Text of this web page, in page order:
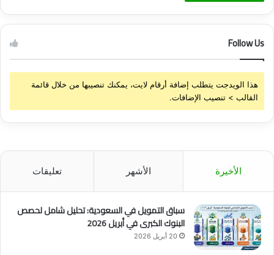
Follow Us
هذا الويدجت يتطلب إضافة أرقام لايت، يمكنك تنصيبها من خلال قائمة
القالب > تنصيب الإضافات.
الأخيرة الأشهر تعليقات
سباق التمويل في السعودية: تحليل شامل لحصص
البنوك الكبرى في أبريل 2026
20 أبريل 2026